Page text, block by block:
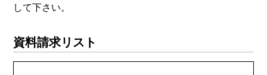
して下さい。
資料請求リスト